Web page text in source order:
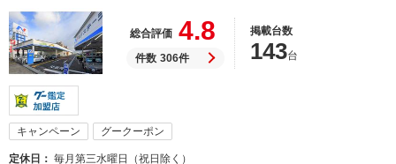
総合評価 4.8
件数 306件
掲載台数
143台
キャンペーン グークーポン
定休日
毎月第三水曜日（祝日除く）